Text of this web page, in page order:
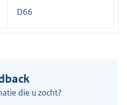
D66
die u zocht?